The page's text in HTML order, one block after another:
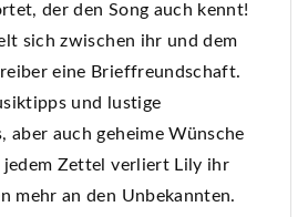
der den Song auch kennt!
sich zwischen ihr und dem
eine Brieffreundschaft.
und lustige
aber auch geheime Wünsche
jedem Zettel verliert Lily ihr
mehr an den Unbekannten.